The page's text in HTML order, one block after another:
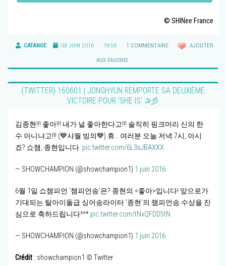
© SHINee France
CATANGE 03 JUIN 2016 19:56 1 COMMENTAIRE AJOUTER
AUX FAVORIS
{TWITTER} 160601 | JONGHYUN REMPORTE SA DEUXIÈME
VICTOIRE POUR ‘SHE IS’ ✰彡
김종현!!! 좋아!!! 내가 널 좋아한다고!!! 솔직히 핑크머리 신의 한
수 아니냐고!!! (💙샤월 빙의💙) 휴… 여러분 오늘 저녁 7시, 아시
죠? 쇼챔, 종현입니다. pic.twitter.com/6L3sJBAXXX
— SHOWCHAMPION (@showchampion1) 1 juin 2016
6월 1일 쇼챔피언 '챔피언송'은? 종현의 <좋아>입니다! 앞으로가
기대되는 탈아이돌급 싱어송라이터 '종현'의 챔피언송 수상을 진
심으로 축하드립니다^^* pic.twitter.com/tNxQFDD5tN
— SHOWCHAMPION (@showchampion1) 1 juin 2016
Crédit : showchampion1 © Twitter